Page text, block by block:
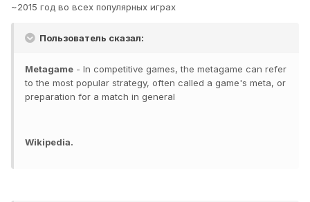
Так же было бы приятно, чтобы при нажатии на
в ангаре у игрока, с его характеристиками, экипажем и
бы в таком виде - после боя.
~2015 год во всех популярных играх
Пользователь сказал:
Metagame - In competitive games, the metagame can refer
to the most popular strategy, often called a game's meta, or
preparation for a match in general
Wikipedia.